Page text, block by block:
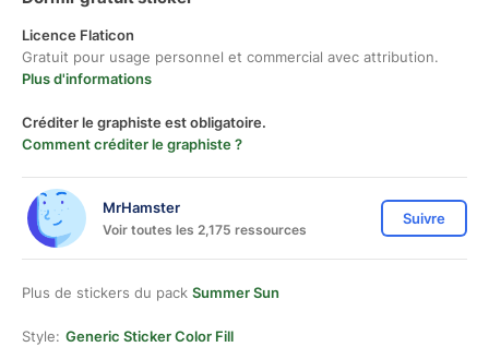
Licence Flaticon
Gratuit pour usage personnel et commercial avec attribution.
Plus d'informations
Créditer le graphiste est obligatoire.
Comment créditer le graphiste ?
MrHamster
Voir toutes les 2,175 ressources
Suivre
Plus de stickers du pack Summer Sun
Style: Generic Sticker Color Fill